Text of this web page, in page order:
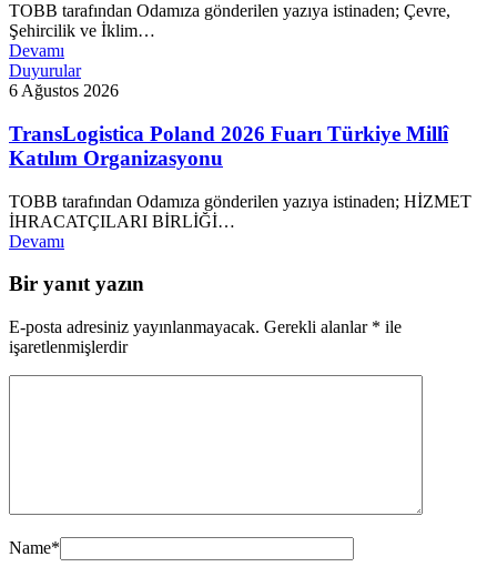
TOBB tarafından Odamıza gönderilen yazıya istinaden; Çevre,
Şehircilik ve İklim…
Devamı
Duyurular
6 Ağustos 2026
TransLogistica Poland 2026 Fuarı Türkiye Millî
Katılım Organizasyonu
TOBB tarafından Odamıza gönderilen yazıya istinaden; HİZMET
İHRACATÇILARI BİRLİĞİ…
Devamı
Bir yanıt yazın
E-posta adresiniz yayınlanmayacak. Gerekli alanlar * ile
işaretlenmişlerdir
Name*